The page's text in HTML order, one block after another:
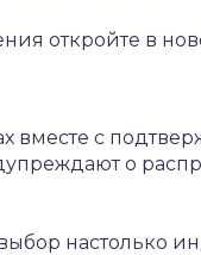
откройте в
вместе с
о
настолько